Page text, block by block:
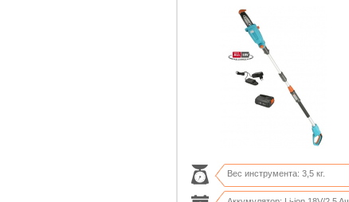
Вес инструмента: 3,5 кг.